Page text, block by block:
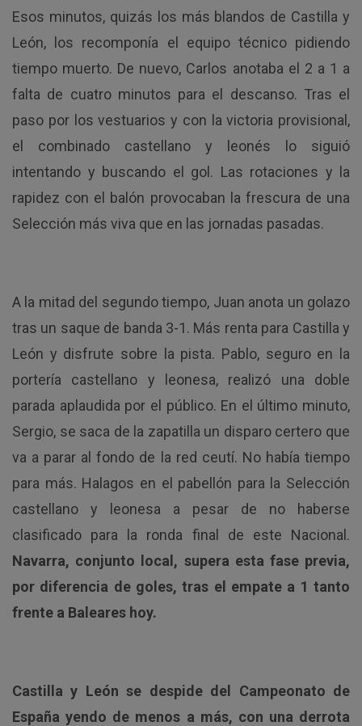
Esos minutos, quizás los más blandos de Castilla y
León, los recomponía el equipo técnico pidiendo
tiempo muerto. De nuevo, Carlos anotaba el 2 a 1 a
falta de cuatro minutos para el descanso. Tras el
paso por los vestuarios y con la victoria provisional,
el combinado castellano y leonés lo siguió
intentando y buscando el gol. Las rotaciones y la
rapidez con el balón provocaban la frescura de una
Selección más viva que en las jornadas pasadas.
A la mitad del segundo tiempo, Juan anota un golazo
tras un saque de banda 3-1. Más renta para Castilla y
León y disfrute sobre la pista. Pablo, seguro en la
portería castellano y leonesa, realizó una doble
parada aplaudida por el público. En el último minuto,
Sergio, se saca de la zapatilla un disparo certero que
va a parar al fondo de la red ceutí. No había tiempo
para más. Halagos en el pabellón para la Selección
castellano y leonesa a pesar de no haberse
clasificado para la ronda final de este Nacional.
Navarra, conjunto local, supera esta fase previa,
por diferencia de goles, tras el empate a 1 tanto
frente a Baleares hoy.
Castilla y León se despide del Campeonato de
España yendo de menos a más, con una derrota